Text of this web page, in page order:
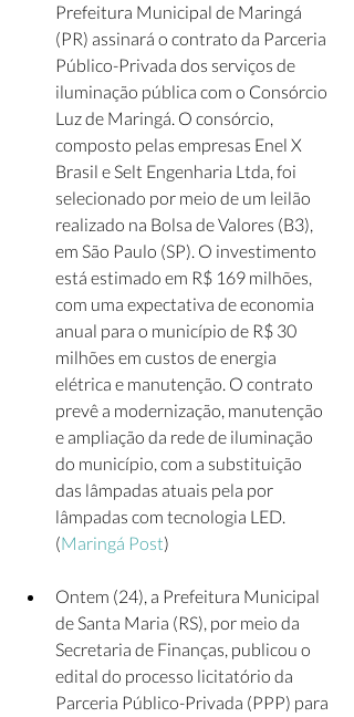
Prefeitura Municipal de Maringá
(PR) assinará o contrato da Parceria
Público-Privada dos serviços de
iluminação pública com o Consórcio
Luz de Maringá. O consórcio,
composto pelas empresas Enel X
Brasil e Selt Engenharia Ltda, foi
selecionado por meio de um leilão
realizado na Bolsa de Valores (B3),
em São Paulo (SP). O investimento
está estimado em R$ 169 milhões,
com uma expectativa de economia
anual para o município de R$ 30
milhões em custos de energia
elétrica e manutenção. O contrato
prevê a modernização, manutenção
e ampliação da rede de iluminação
do município, com a substituição
das lâmpadas atuais pela por
lâmpadas com tecnologia LED.
(Maringá Post)
Ontem (24), a Prefeitura Municipal
de Santa Maria (RS), por meio da
Secretaria de Finanças, publicou o
edital do processo licitatório da
Parceria Público-Privada (PPP) para